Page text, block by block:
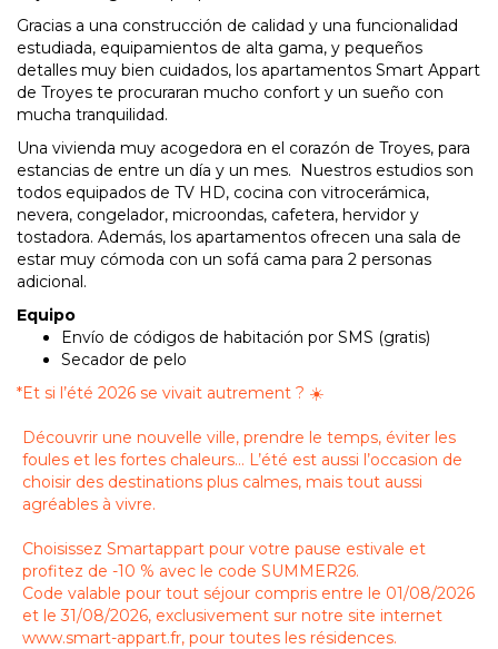
Gracias a una construcción de calidad y una funcionalidad
estudiada, equipamientos de alta gama, y pequeños
detalles muy bien cuidados, los apartamentos Smart Appart
de Troyes te procuraran mucho confort y un sueño con
mucha tranquilidad.
Una vivienda muy acogedora en el corazón de Troyes, para
estancias de entre un día y un mes. Nuestros estudios son
todos equipados de TV HD, cocina con vitrocerámica,
nevera, congelador, microondas, cafetera, hervidor y
tostadora. Además, los apartamentos ofrecen una sala de
estar muy cómoda con un sofá cama para 2 personas
adicional.
Equipo
Envío de códigos de habitación por SMS (gratis)
Secador de pelo
*Et si l’été 2026 se vivait autrement ? ☀️
Découvrir une nouvelle ville, prendre le temps, éviter les
foules et les fortes chaleurs… L’été est aussi l’occasion de
choisir des destinations plus calmes, mais tout aussi
agréables à vivre.
Choisissez Smartappart pour votre pause estivale et
profitez de -10 % avec le code SUMMER26.
Code valable pour tout séjour compris entre le 01/08/2026
et le 31/08/2026, exclusivement sur notre site internet
www.smart-appart.fr, pour toutes les résidences.